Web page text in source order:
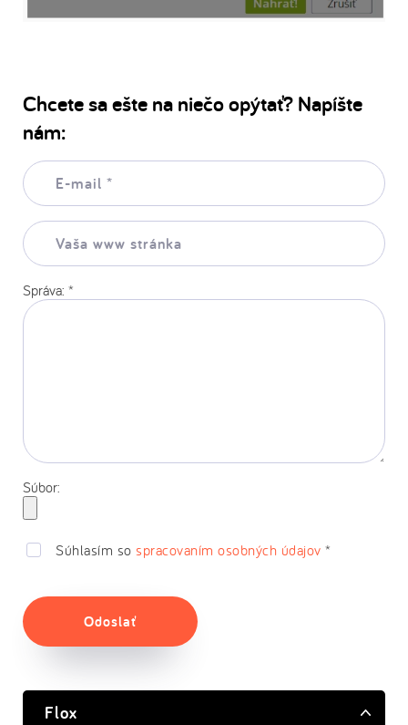
Chcete sa ešte na niečo opýtať? Napíšte
nám:
E-
mail:
Vaša
www
stránka:
Správa: *
Súbor:
Súhlasím so spracovaním osobných údajov *
Odoslať
Flox